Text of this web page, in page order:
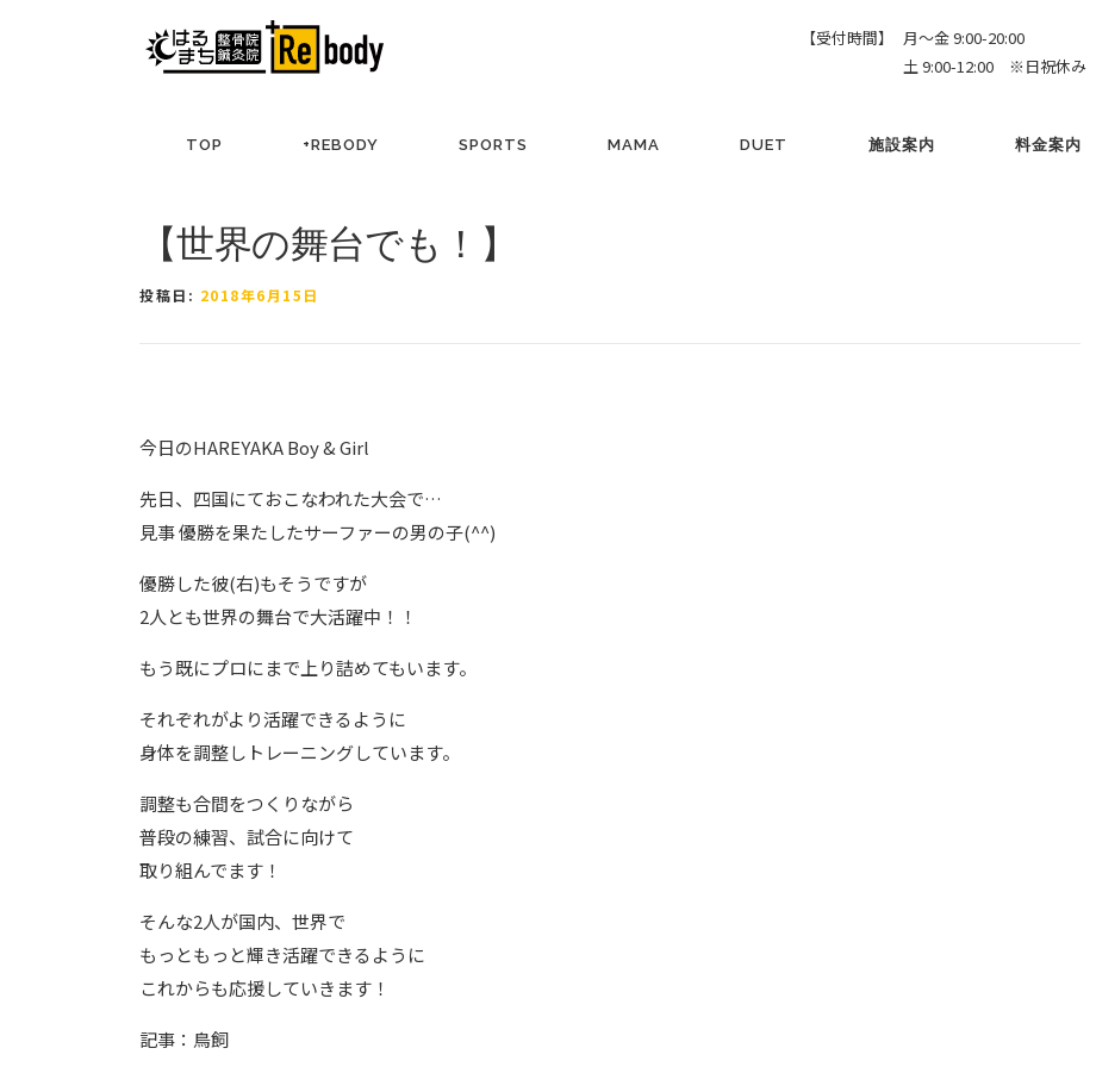
TOP +REBODY SPORTS MAMA DUET 施設案内 料金案内
【受付時間】
月～金 9:00-20:00
土 9:00-12:00 ※日祝休み
【世界の舞台でも！】
投稿日: 2018年6月15日
今日のHAREYAKA Boy & Girl
先日、四国にておこなわれた大会で…
見事 優勝を果たしたサーファーの男の子(^^)
優勝した彼(右)もそうですが
2人とも世界の舞台で大活躍中！！
もう既にプロにまで上り詰めてもいます。
それぞれがより活躍できるように
身体を調整しトレーニングしています。
調整も合間をつくりながら
普段の練習、試合に向けて
取り組んでます！
そんな2人が国内、世界で
もっともっと輝き活躍できるように
これからも応援していきます！
記事：鳥飼